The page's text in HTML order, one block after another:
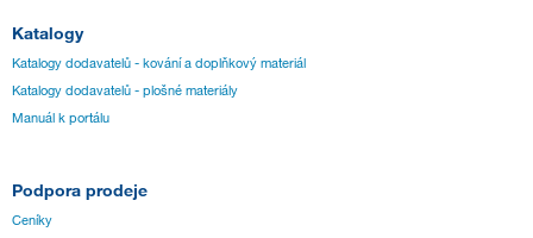
Katalogy
Katalogy dodavatelů - kování a doplňkový materiál
Katalogy dodavatelů - plošné materiály
Manuál k portálu
Podpora prodeje
Ceníky